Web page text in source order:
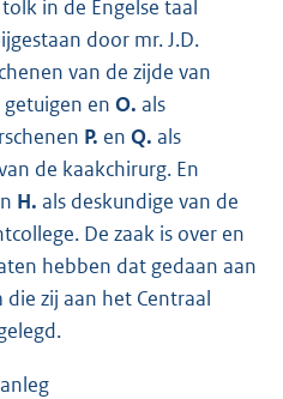
in de Engelse taal
door mr. J.D.
van de zijde van
getuigen en O. als
P. en Q. als
de kaakchirurg. En
H. als deskundige van de
De zaak is over en
hebben dat gedaan aan
zij aan het Centraal